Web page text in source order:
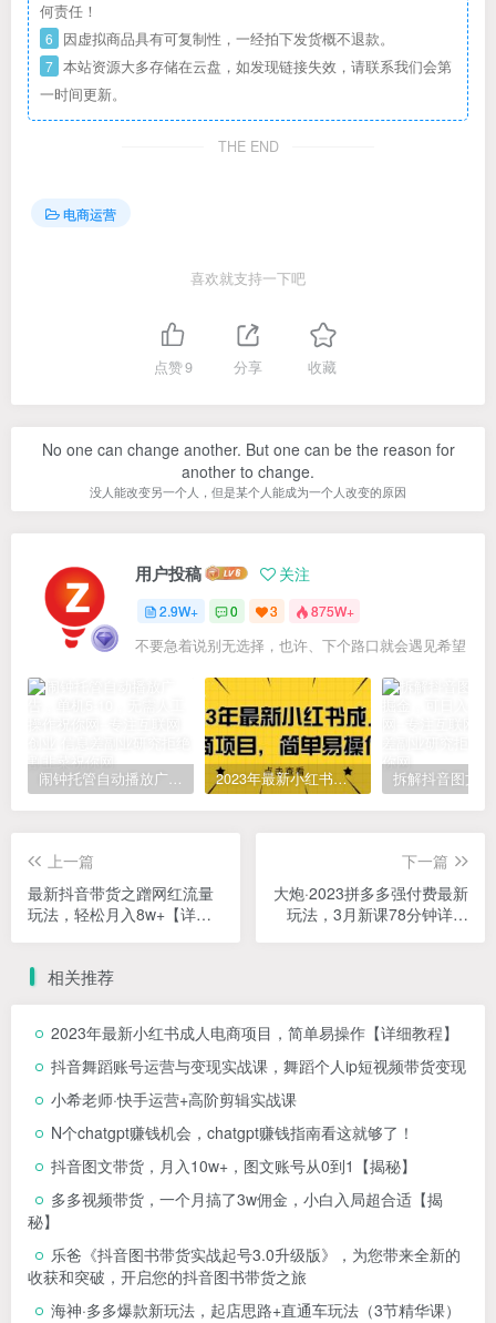
何责任！
6 因虚拟商品具有可复制性，一经拍下发货概不退款。
7 本站资源大多存储在云盘，如发现链接失效，请联系我们会第
一时间更新。
THE END
电商运营
喜欢就支持一下吧
点赞9 分享 收藏
No one can change another. But one can be the reason for
another to change.
没人能改变另一个人，但是某个人能成为一个人改变的原因
用户投稿 关注
2.9W+ 0 3 875W+
不要急着说别无选择，也许、下个路口就会遇见希望
闹钟托管自动播放广告，单机5-10，无需人工操作 2023年最新小红书成人电商项目，简单易操作【详细教程】
上一篇
最新抖音带货之蹭网红流量
玩法，轻松月入8w+【详细
下一篇
大炮·2023拼多多强付费最新
玩法，3月新课​78分钟详细
相关推荐
2023年最新小红书成人电商项目，简单易操作【详细教程】
抖音舞蹈账号运营与变现实战课，舞蹈个人ip短视频带货变现
小希老师·快手运营+高阶剪辑实战课
N个chatgpt赚钱机会，chatgpt赚钱指南看这就够了！
抖音图文带货，月入10w+，图文账号从0到1【揭秘】
多多视频带货，一个月搞了3w佣金，小白入局超合适【揭
秘】
乐爸《抖音图书带货实战起号3.0升级版》，为您带来全新的
收获和突破，开启您的抖音图书带货之旅
海神·多多爆款新玩法，​起店思路+直通车玩法（3节精华课）